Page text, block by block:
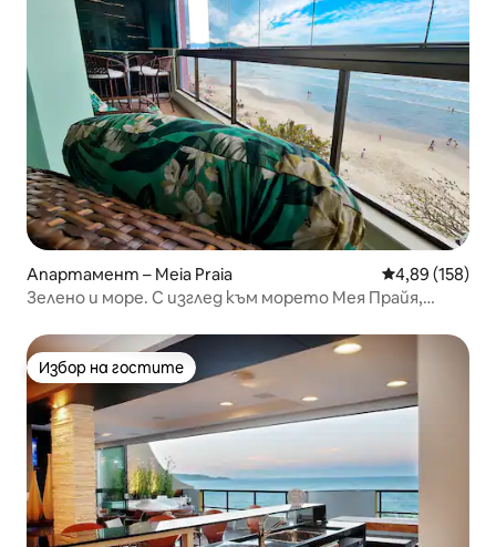
Апартамент – Meia Praia Средна
4,89 (158)
Зелено и море. С изглед към морето Мея Прайя,
Избор на гостите
Избор на гостите